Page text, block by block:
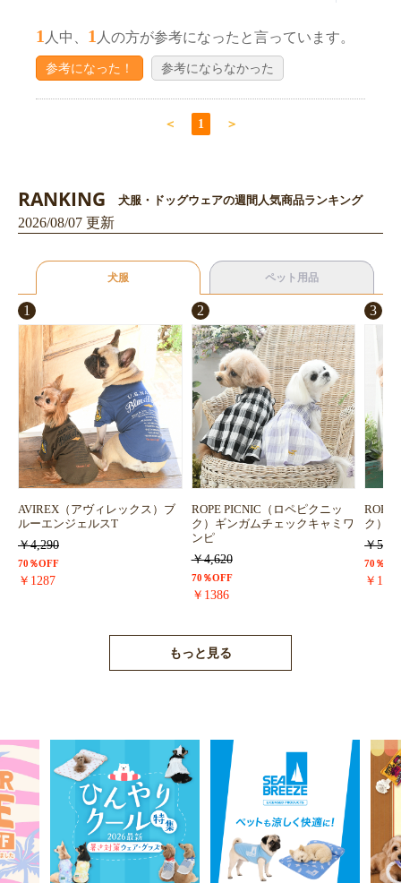
1 人中、 1 人の方が参考になったと言っています。
参考になった！ 参考にならなかった
＜ 1 ＞
RANKING 犬服・ドッグウェアの週間人気商品ランキング
2026/08/07 更新
犬服 ペット用品
1
AVIREX（アヴィレックス）ブ
ルーエンジェルスT
￥4,290
70％OFF
￥1287
2
ROPE PICNIC（ロペピクニッ
ク）ギンガムチェックキャミワ
ンピ
￥4,620
70％OFF
￥1386
3
ROPE
ク）
￥
70％
￥
もっと見る